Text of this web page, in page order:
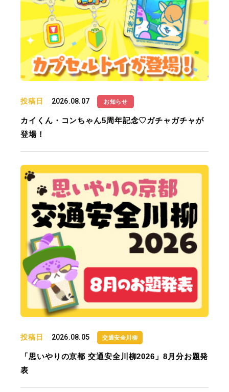
投稿日 2026.08.07 お知らせ
カイくん・コンちゃん5周年記念♡ガチャガチャが
登場！
投稿日 2026.08.05 交通安全川柳
「思いやりの京都 交通安全川柳2026」8月分お題発
表